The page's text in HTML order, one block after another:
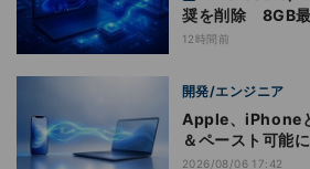
奨を削除 8GB最
12時間前
開発/エンジニア
Apple、iPhone
＆ペースト可能
2026/08/06 17:42